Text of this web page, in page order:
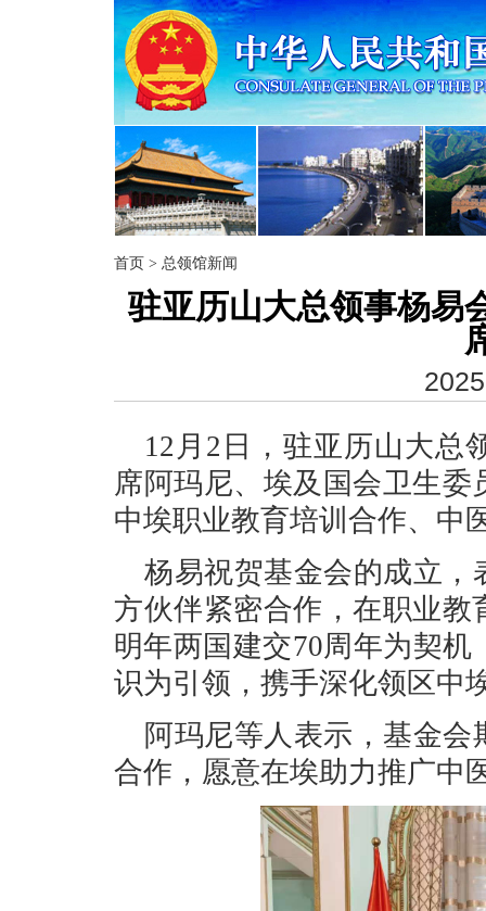
首页 > 总领馆新闻
驻亚历山大总领事杨易
12月2日，驻亚历山大总
席阿玛尼、埃及国会卫生
中埃职业教育培训合作、中
杨易祝贺基金会的成立，
方伙伴紧密合作，在职业
明年两国建交70周年为契
识为引领，携手深化领区中
阿玛尼等人表示，基金
合作，愿意在埃助力推广中